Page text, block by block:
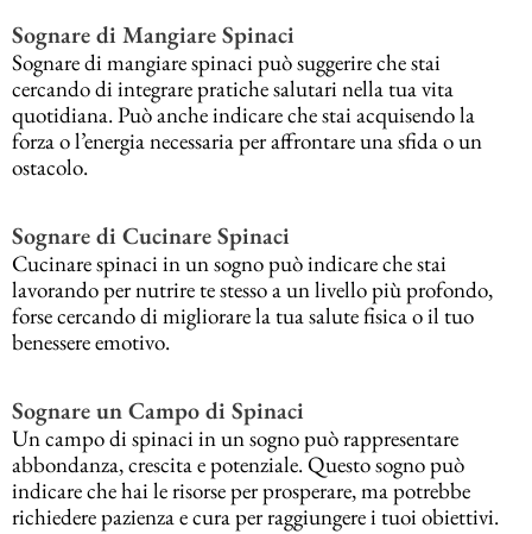
Sognare di Mangiare Spinaci
Sognare di mangiare spinaci può suggerire che stai
cercando di integrare pratiche salutari nella tua vita
quotidiana. Può anche indicare che stai acquisendo la
forza o l’energia necessaria per affrontare una sfida o un
ostacolo.
Sognare di Cucinare Spinaci
Cucinare spinaci in un sogno può indicare che stai
lavorando per nutrire te stesso a un livello più profondo,
forse cercando di migliorare la tua salute fisica o il tuo
benessere emotivo.
Sognare un Campo di Spinaci
Un campo di spinaci in un sogno può rappresentare
abbondanza, crescita e potenziale. Questo sogno può
indicare che hai le risorse per prosperare, ma potrebbe
richiedere pazienza e cura per raggiungere i tuoi obiettivi.